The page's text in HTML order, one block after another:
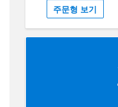
Tudo sobre
주문형 보기